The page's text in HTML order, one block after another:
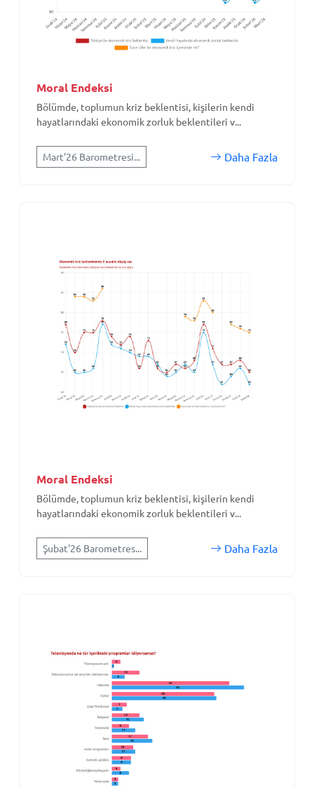
Moral Endeksi
Bölümde, toplumun kriz beklentisi, kişilerin kendi
hayatlarındaki ekonomik zorluk beklentileri v...
Mart'26 Barometresi... Daha Fazla
Moral Endeksi
Bölümde, toplumun kriz beklentisi, kişilerin kendi
hayatlarındaki ekonomik zorluk beklentileri v...
Şubat'26 Barometres... Daha Fazla